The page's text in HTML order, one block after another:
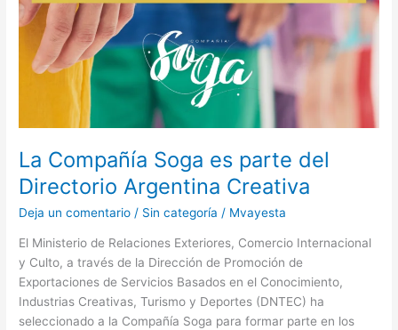
La Compañía Soga es parte del
Directorio Argentina Creativa
Deja un comentario / Sin categoría / Mvayesta
El Ministerio de Relaciones Exteriores, Comercio Internacional
y Culto, a través de la Dirección de Promoción de
Exportaciones de Servicios Basados en el Conocimiento,
Industrias Creativas, Turismo y Deportes (DNTEC) ha
seleccionado a la Compañía Soga para formar parte en los
Directorio
Argentina
Creativa